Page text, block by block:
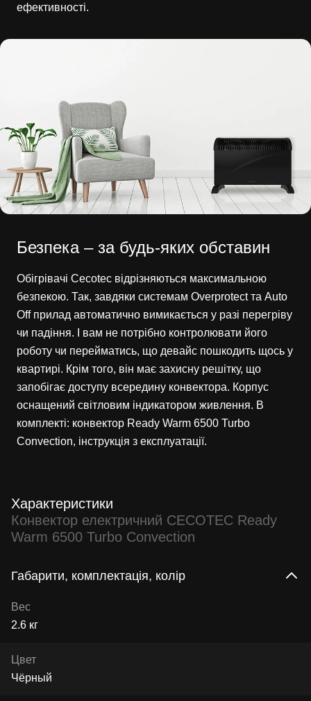
ефективності.
Безпека – за будь-яких обставин
Обігрівачі Cecotec відрізняються максимальною
безпекою. Так, завдяки системам Overprotect та Auto
Off прилад автоматично вимикається у разі перегріву
чи падіння. І вам не потрібно контролювати його
роботу чи перейматись, що девайс пошкодить щось у
квартирі. Крім того, він має захисну решітку, що
запобігає доступу всередину конвектора. Корпус
оснащений світловим індикатором живлення. В
комплекті: конвектор Ready Warm 6500 Turbo
Convection, інструкція з експлуатації.
Характеристики
Конвектор електричний CECOTEC Ready
Warm 6500 Turbo Convection
Габарити, комплектація, колір
Вес
2.6 кг
Цвет
Чёрный